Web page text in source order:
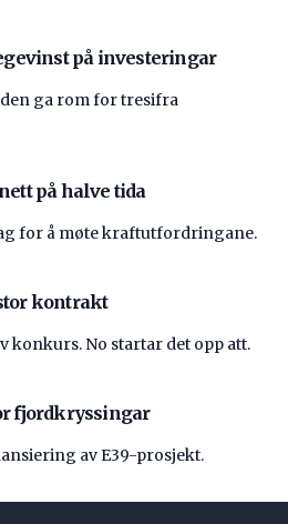
på investeringar
ga rom for tresifra
på halve tida
for å møte kraftutfordringane.
kontrakt
konkurs. No startar det opp att.
fjordkryssingar
av E39-prosjekt.